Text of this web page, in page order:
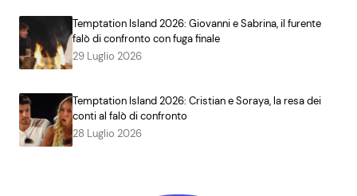
Temptation Island 2026: Giovanni e Sabrina, il furente
falò di confronto con fuga finale
29 Luglio 2026
Temptation Island 2026: Cristian e Soraya, la resa dei
conti al falò di confronto
28 Luglio 2026